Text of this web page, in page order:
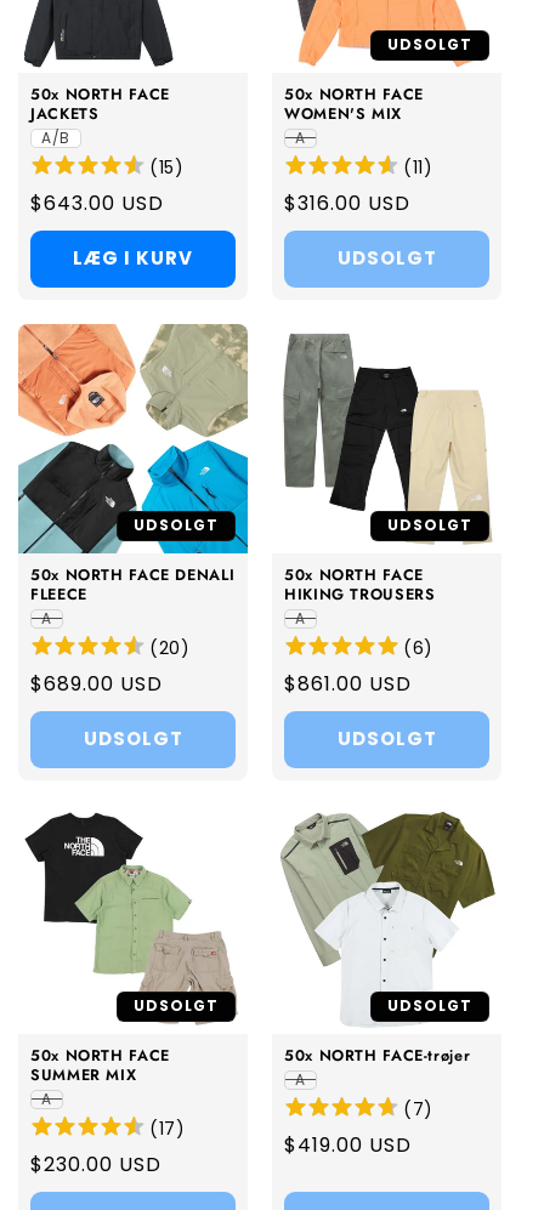
50x NORTH FACE
JACKETS
A/B
(15)
Regular
price
$643.00 USD
LÆG I KURV
UDSOLGT
50x NORTH FACE
WOMEN'S MIX
A
(11)
Regular
price
$316.00 USD
UDSOLGT
UDSOLGT
50x NORTH FACE DENALI
FLEECE
A
(20)
Regular
price
$689.00 USD
UDSOLGT
UDSOLGT
50x NORTH FACE
HIKING TROUSERS
A
(6)
Regular
price
$861.00 USD
UDSOLGT
UDSOLGT
50x NORTH FACE
SUMMER MIX
A
(17)
Regular
price
$230.00 USD
UDSOLGT
50x NORTH FACE-trøjer
A
(7)
Regular
$419.00 USD